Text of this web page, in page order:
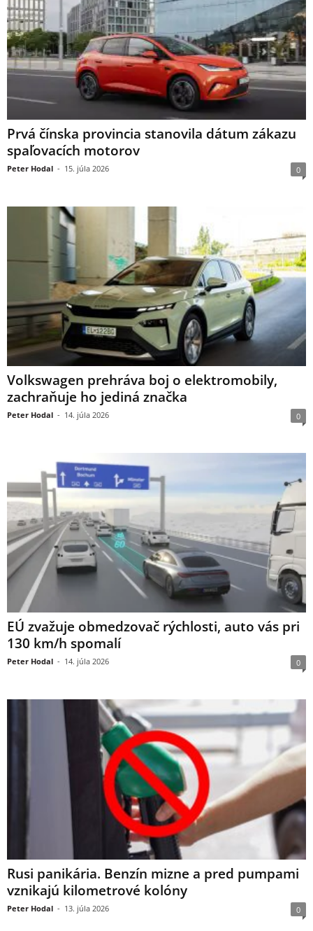
Prvá čínska provincia stanovila dátum zákazu
spaľovacích motorov
Peter Hodal - 15. júla 2026 0
Volkswagen prehráva boj o elektromobily,
zachraňuje ho jediná značka
Peter Hodal - 14. júla 2026 0
EÚ zvažuje obmedzovač rýchlosti, auto vás pri
130 km/h spomalí
Peter Hodal - 14. júla 2026 0
Rusi panikária. Benzín mizne a pred pumpami
vznikajú kilometrové kolóny
Peter Hodal - 13. júla 2026 0